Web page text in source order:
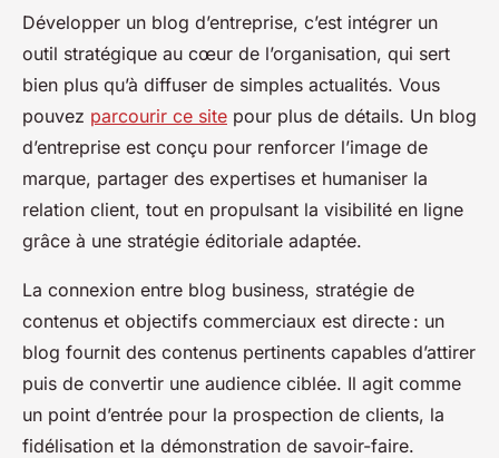
Développer un blog d’entreprise, c’est intégrer un
outil stratégique au cœur de l’organisation, qui sert
bien plus qu’à diffuser de simples actualités. Vous
pouvez parcourir ce site pour plus de détails. Un blog
d’entreprise est conçu pour renforcer l’image de
marque, partager des expertises et humaniser la
relation client, tout en propulsant la visibilité en ligne
grâce à une stratégie éditoriale adaptée.
La connexion entre blog business, stratégie de
contenus et objectifs commerciaux est directe : un
blog fournit des contenus pertinents capables d’attirer
puis de convertir une audience ciblée. Il agit comme
un point d’entrée pour la prospection de clients, la
fidélisation et la démonstration de savoir-faire.